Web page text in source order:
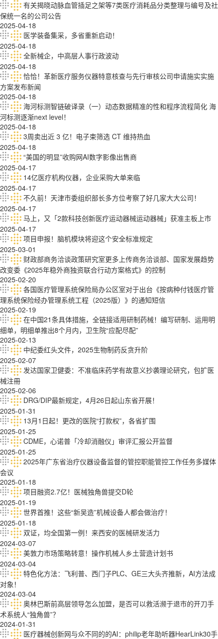
有关揭晓动脉血管插足之架等7类医疗消耗品分类整理与编号及社
保统一名的公司公告
2025-04-18
医学装备集采，多省重新启动！
2025-04-18
全新械企，中高层人事行政波动
2025-04-18
恰恰！革新医疗服务仪器特意核查与先行审核公司申请施实实施
方案发布新闻
2025-04-18
海河标测智链破译录（一）动态数据精准的性和程序流程简化 海
河标测逐渐next level！
2025-04-18
3周卖出近 3 亿！电子束筛选 CT 维持热血
2025-04-18
“美国的明显”收购网AI数字影像出售商
2025-04-17
14亿医疗机构仪器，企业采购大单来临
2025-04-17
不久前！天津市委组织部长多方位考察了好几家大大公司！
2025-04-17
马上，又「2款科技创新医疗运动器械运动器械」获准主板上市
2025-04-17
项目申报！脑机模块将迎这个安全标准规定
2025-03-01
财政部商务洽谈政策研究室更多上传商务洽谈部、国家发展趋势
改变委《2025年稳外商独资联合行动方案格式》的控制
2025-02-20
各国医疔管理系统保险局办公区室对于出台《按病种付钱医疔管
理系统保险经办管理系统工程（2025版）》的通知短信
2025-02-19
在中国21条具体措施，全链接适用研制药械！编写研制、运用明
细单，明细单推出8个月内，卫生院“应配尽配”
2025-02-13
中纪委红头文件，2025生物制药反贪升阶
2025-02-07
发达国家卫健委：不准临床药学有故意义抄袭理论研究，包扩医
械注冊
2025-02-06
DRG/DIP最新规定，4月26日起山东省开展！
2025-01-31
13月1日起！更改的医院“打款权”，各省扩围
2025-01-25
CDME，心诺普「冷却消融仪」审评汇报公开监督
2025-01-25
2025年广东省治疗仪器设备监督的管控职能管控工作任务多媒体
会议
2025-01-18
项目融资2.7亿！医械独角兽提交D轮
2025-01-19
世界首推！这些“新吴造”机械设备人都会做治疗！
2025-01-18
双证，均全国第一例！来西安的医械研发活力
2024-03-07
美敦力市场策略转意！操作机械人乡土营造计划书
2024-03-04
特色化方法：飞利普、西门子PLC、GE三大头齐推新，AI方法成
对象！
2024-03-04
奥林巴斯前高层领导怎么加盟，是否可以救活濒于退市的开刀手
术系统人“独角兽”？
2024-01-31
医疗器械创新网与众不同的的AI：philip老年助听器HearLink30手